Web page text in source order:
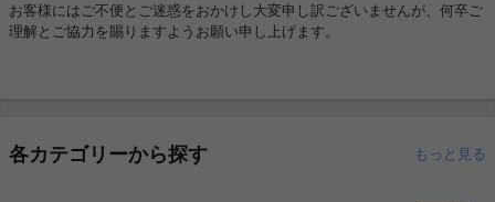
お客様にはご不便とご迷惑をおかけし大変申し訳ございませんが、何卒ご
理解とご協力を賜りますようお願い申し上げます。
各カテゴリーから探す もっと見る